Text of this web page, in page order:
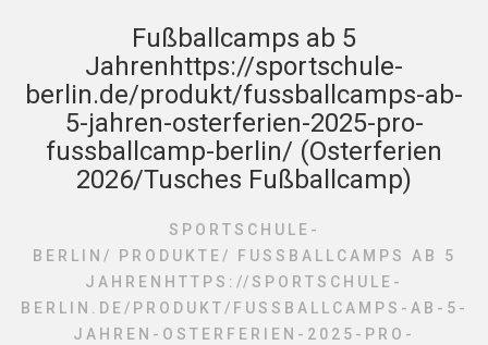
Fußballcamps ab 5
Jahrenhttps://sportschule-
berlin.de/produkt/fussballcamps-ab-
5-jahren-osterferien-2025-pro-
fussballcamp-berlin/ (Osterferien
2026/Tusches Fußballcamp)
SPORTSCHULE-
BERLIN / PRODUKTE /
FUSSBALLCAMPS AB 5 J
AHRENHTTPS://SPORTSCHULE-B
ERLIN.DE/PRODUKT/FUSSBALLCAMPS-AB-5-J
AHREN-OSTERFERIEN-2025-PRO-F